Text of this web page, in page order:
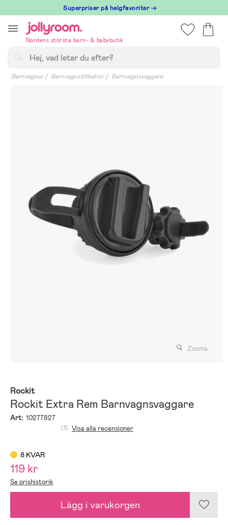
till
innehållet
Superpriser på helgfavoriter →
Nordens största barn- & babybutik
Barnvagnar Barnvagnstillbehör Barnvagnsvaggare
Zooma
Rockit
Rockit Extra Rem Barnvagnsvaggare
Art: 10277827
(1) Visa alla recensioner
8 KVAR
119 kr
Se prishistorik
Lägg i varukorgen